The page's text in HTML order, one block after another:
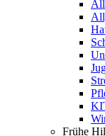
Frühe